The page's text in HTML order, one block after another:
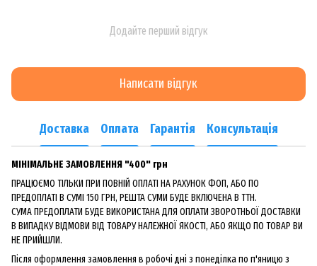
Додайте перший відгук
Написати відгук
Доставка Оплата Гарантія Консультація
МІНІМАЛЬНЕ ЗАМОВЛЕННЯ "400" грн
ПРАЦЮЄМО ТІЛЬКИ ПРИ ПОВНІЙ ОПЛАТІ НА РАХУНОК ФОП, АБО ПО
ПРЕДОПЛАТІ В СУМІ 150 ГРН, РЕШТА СУМИ БУДЕ ВКЛЮЧЕНА В ТТН.
СУМА ПРЕДОПЛАТИ БУДЕ ВИКОРИСТАНА ДЛЯ ОПЛАТИ ЗВОРОТНЬОЇ ДОСТАВКИ
В ВИПАДКУ ВІДМОВИ ВІД ТОВАРУ НАЛЕЖНОЇ ЯКОСТІ, АБО ЯКЩО ПО ТОВАР ВИ
НЕ ПРИЙШЛИ.
Після оформлення замовлення в робочі дні з понеділка по п'яницю з